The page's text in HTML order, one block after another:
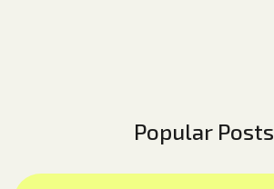
Popular Posts